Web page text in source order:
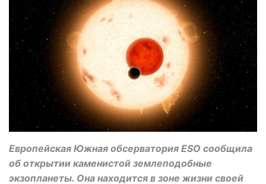
Европейская Южная обсерватория ESO сообщила
об открытии каменистой землеподобные
экзопланеты. Она находится в зоне жизни своей